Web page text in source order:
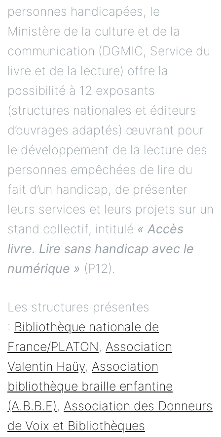
personnes handicapées, le
Ministère de la culture et de la
communication (DGMIC, Service du
livre et de la lecture) offre la
possibilité à 12 exposants
(structures nationales et éditeurs
d’ouvrages adaptés) œuvrant pour
le développement de la lecture des
personnes empêchées de lire du
fait d’un handicap, de présenter
leurs services et leurs projets sur un
stand collectif, intitulé « Accès
livre. Lire sans handicap avec le
numérique » (P12).
Les structures présentes
: Bibliothèque nationale de
France/PLATON, Association
Valentin Haüy, Association
bibliothèque braille enfantine
(A.B.B.E), Association des Donneurs
de Voix et Bibliothèques